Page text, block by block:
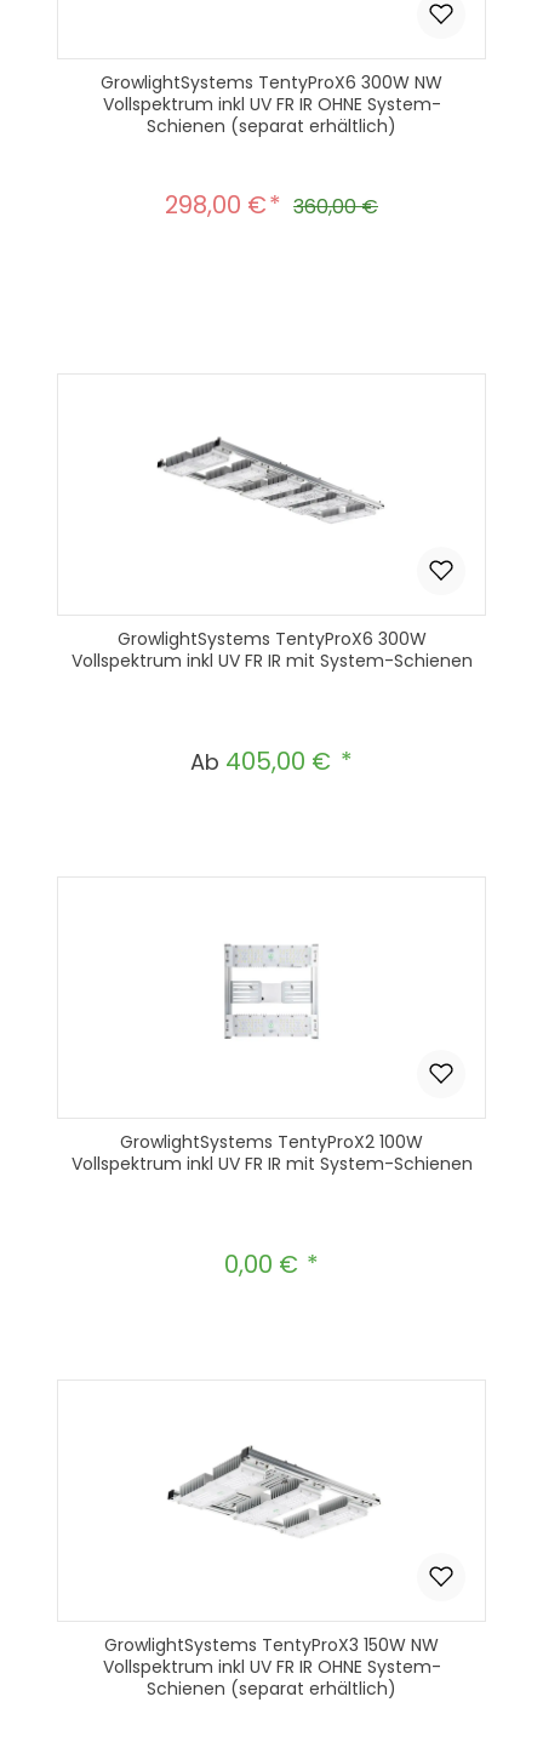
GrowlightSystems TentyProX6 300W NW
Vollspektrum inkl UV FR IR OHNE System-
Schienen (separat erhältlich)
Verkaufspreis:
298,00 € Regulärer Preis:
360,00 €
GrowlightSystems TentyProX6 300W
Vollspektrum inkl UV FR IR mit System-Schienen
Regulärer Preis:
Ab 405,00 €
GrowlightSystems TentyProX2 100W
Vollspektrum inkl UV FR IR mit System-Schienen
Regulärer Preis:
0,00 €
GrowlightSystems TentyProX3 150W NW
Vollspektrum inkl UV FR IR OHNE System-
Schienen (separat erhältlich)